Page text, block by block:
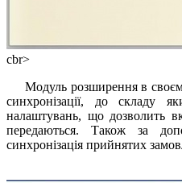
сbr>
Модуль розширення в своєму
синхронізації, до складу
налаштувань, що дозволить
передаються. Також за
синхронізація прийнятих